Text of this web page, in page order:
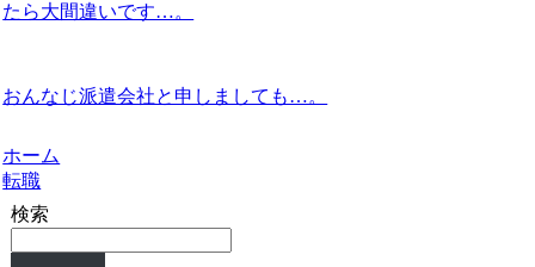
たら大間違いです…。
おんなじ派遣会社と申しましても…。
ホーム
転職
検索